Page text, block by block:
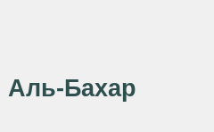
Бахар